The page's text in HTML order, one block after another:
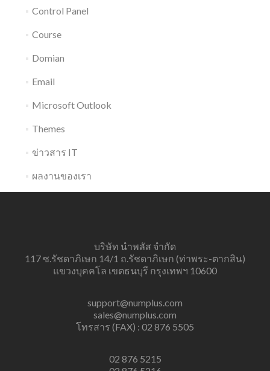
Control Panel
Course
Domian
Email
Microsoft Outlook
Themes
ข่าวสาร IT
ผลงานของเรา
บริษัท นำพลัส จำกัด
117 ซ.รัชดาภิเษก 14/1 ถ.รัชดาภิเษก (ท่าพระ-ตากสิน)
แขวงบุคคโล เขตธนบุรี กรุงเทพฯ 10600
support@numplus.com
sales@numplus.com
โทรสาร (FAX) : 02 876 5505
02 876 5215